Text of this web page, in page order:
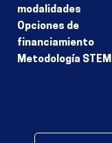
modalidades
Opciones de
financiamiento
Metodología STEM